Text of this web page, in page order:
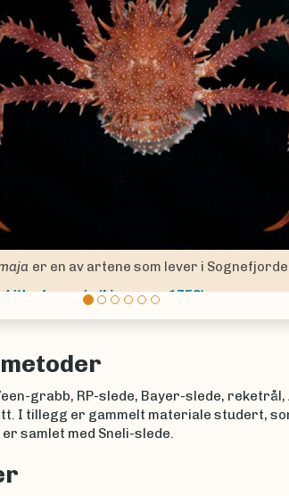
Munida sarsipå 1300m dybde i
MuddertrollkrepsMunida sarsiHuus,
grabb, RP-slede, Bayer-slede,
I tillegg er gammelt materiale studert,
samlet med Sneli-slede.